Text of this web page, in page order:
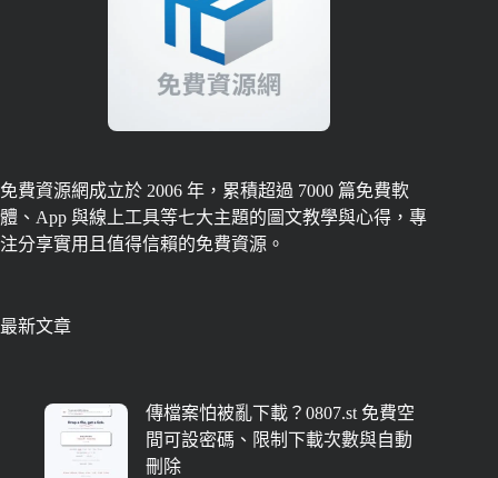
免費資源網成立於 2006 年，累積超過 7000 篇免費軟
體、App 與線上工具等七大主題的圖文教學與心得，專
注分享實用且值得信賴的免費資源。
最新文章
傳檔案怕被亂下載？0807.st 免費空
間可設密碼、限制下載次數與自動
刪除